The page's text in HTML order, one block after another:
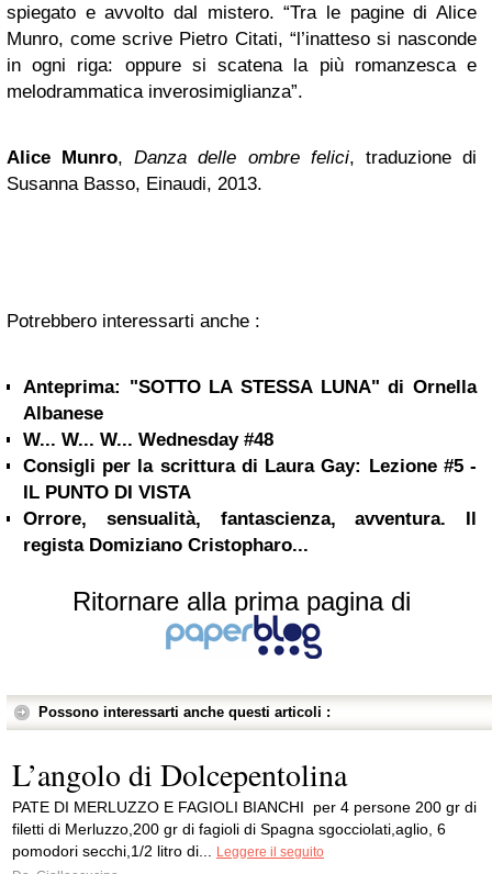
spiegato e avvolto dal mistero. “Tra le pagine di Alice
Munro, come scrive Pietro Citati, “l’inatteso si nasconde
in ogni riga: oppure si scatena la più romanzesca e
melodrammatica inverosimiglianza”.
Alice Munro, Danza delle ombre felici, traduzione di
Susanna Basso, Einaudi, 2013.
Potrebbero interessarti anche :
Anteprima: "SOTTO LA STESSA LUNA" di Ornella
Albanese
W... W... W... Wednesday #48
Consigli per la scrittura di Laura Gay: Lezione #5 -
IL PUNTO DI VISTA
Orrore, sensualità, fantascienza, avventura. Il
regista Domiziano Cristopharo...
Ritornare alla prima pagina di
Possono interessarti anche questi articoli :
L’angolo di Dolcepentolina
PATE DI MERLUZZO E FAGIOLI BIANCHI per 4 persone 200 gr di
filetti di Merluzzo,200 gr di fagioli di Spagna sgocciolati,aglio, 6
pomodori secchi,1/2 litro di...
Leggere il seguito